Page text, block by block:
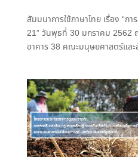
สัมมนาการใช้ภาษาไทย เรื่อง “
21” วันพุธที่ 30 มกราคม 2562
อาคาร 38 คณะมนุษยศาสตร์แล